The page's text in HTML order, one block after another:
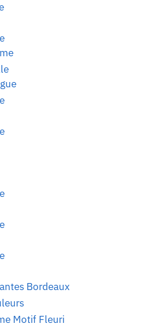
Bordeaux
Motif Fleuri